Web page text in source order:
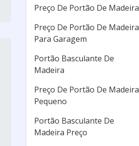
Preço De Portão De Madeira
Preço De Portão De Madeira
Para Garagem
Portão Basculante De
Madeira
Preço De Portão De Madeira
Pequeno
Portão Basculante De
Madeira Preço